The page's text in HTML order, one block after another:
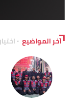
آخر المواضيع